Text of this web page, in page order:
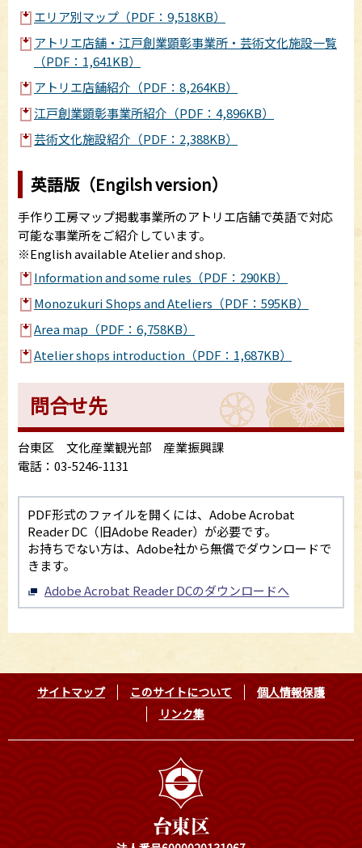
エリア別マップ（PDF：9,518KB）
アトリエ店舗・江戸創業顕彰事業所・芸術文化施設一覧
（PDF：1,641KB）
アトリエ店舗紹介（PDF：8,264KB）
江戸創業顕彰事業所紹介（PDF：4,896KB）
芸術文化施設紹介（PDF：2,388KB）
英語版（Engilsh version）
手作り工房マップ掲載事業所のアトリエ店舗で英語で対応
可能な事業所をご紹介しています。
※English available Atelier and shop.
Information and some rules（PDF：290KB）
Monozukuri Shops and Ateliers（PDF：595KB）
Area map（PDF：6,758KB）
Atelier shops introduction（PDF：1,687KB）
問合せ先
台東区 文化産業観光部 産業振興課
電話：03-5246-1131
PDF形式のファイルを開くには、Adobe Acrobat
Reader DC（旧Adobe Reader）が必要です。
お持ちでない方は、Adobe社から無償でダウンロードで
きます。
Adobe Acrobat Reader DCのダウンロードへ
サイトマップ このサイトについて
個人情報保護
リンク集